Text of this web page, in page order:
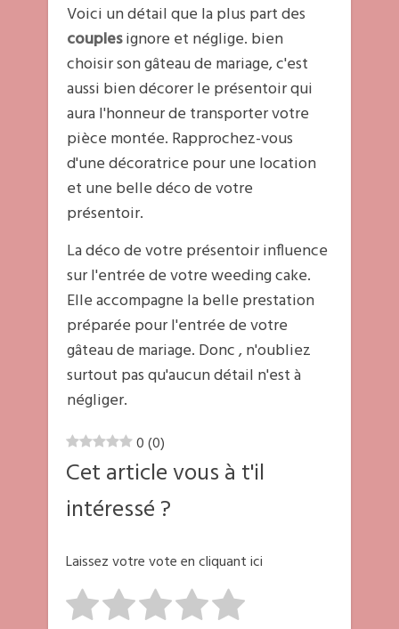
Voici un détail que la plus part des
couplesignore et néglige. bien
choisir son gâteau de mariage, c'est
aussi bien décorer le présentoir qui
aura l'honneur de transporter votre
pièce montée. Rapprochez-vous
d'une décoratrice pour une location
et une belle déco de votre
présentoir.
La déco de votre présentoir influence
sur l'entrée de votre weeding cake.
Elle accompagne la belle prestation
préparée pour l'entrée de votre
gâteau de mariage. Donc , n'oubliez
surtout pas qu'aucun détail n'est à
négliger.
0(0)
Cet article vous à t'il
intéressé ?
Laissez votre vote en cliquant ici